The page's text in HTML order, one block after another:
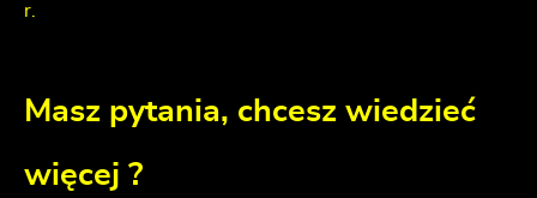
r.
Masz pytania, chcesz wiedzieć
więcej ?